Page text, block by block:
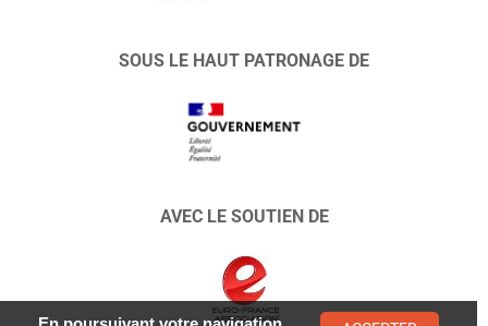
SOUS LE HAUT PATRONAGE DE
AVEC LE SOUTIEN DE